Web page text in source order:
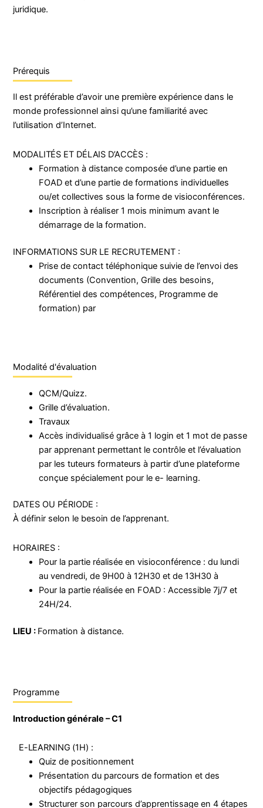
juridique.
Prérequis
Il est préférable d’avoir une première expérience dans le
monde professionnel ainsi qu’une familiarité avec
l’utilisation d’Internet.
MODALITÉS ET DÉLAIS D’ACCÈS :
Formation à distance composée d’une partie en
FOAD et d’une partie de formations individuelles
ou/et collectives sous la forme de visioconférences.
Inscription à réaliser 1 mois minimum avant le
démarrage de la formation.
INFORMATIONS SUR LE RECRUTEMENT :
Prise de contact téléphonique suivie de l’envoi des
documents (Convention, Grille des besoins,
Référentiel des compétences, Programme de
formation) par
Modalité d'évaluation
QCM/Quizz.
Grille d’évaluation.
Travaux
Accès individualisé grâce à 1 login et 1 mot de passe
par apprenant permettant le contrôle et l’évaluation
par les tuteurs formateurs à partir d’une plateforme
conçue spécialement pour le e- learning.
DATES OU PÉRIODE :
À définir selon le besoin de l’apprenant.
HORAIRES :
Pour la partie réalisée en visioconférence : du lundi
au vendredi, de 9H00 à 12H30 et de 13H30 à
Pour la partie réalisée en FOAD : Accessible 7j/7 et
24H/24.
LIEU : Formation à distance.
Programme
Introduction générale – C1
E-LEARNING (1H) :
Quiz de positionnement
Présentation du parcours de formation et des
objectifs pédagogiques
Structurer son parcours d’apprentissage en 4 étapes